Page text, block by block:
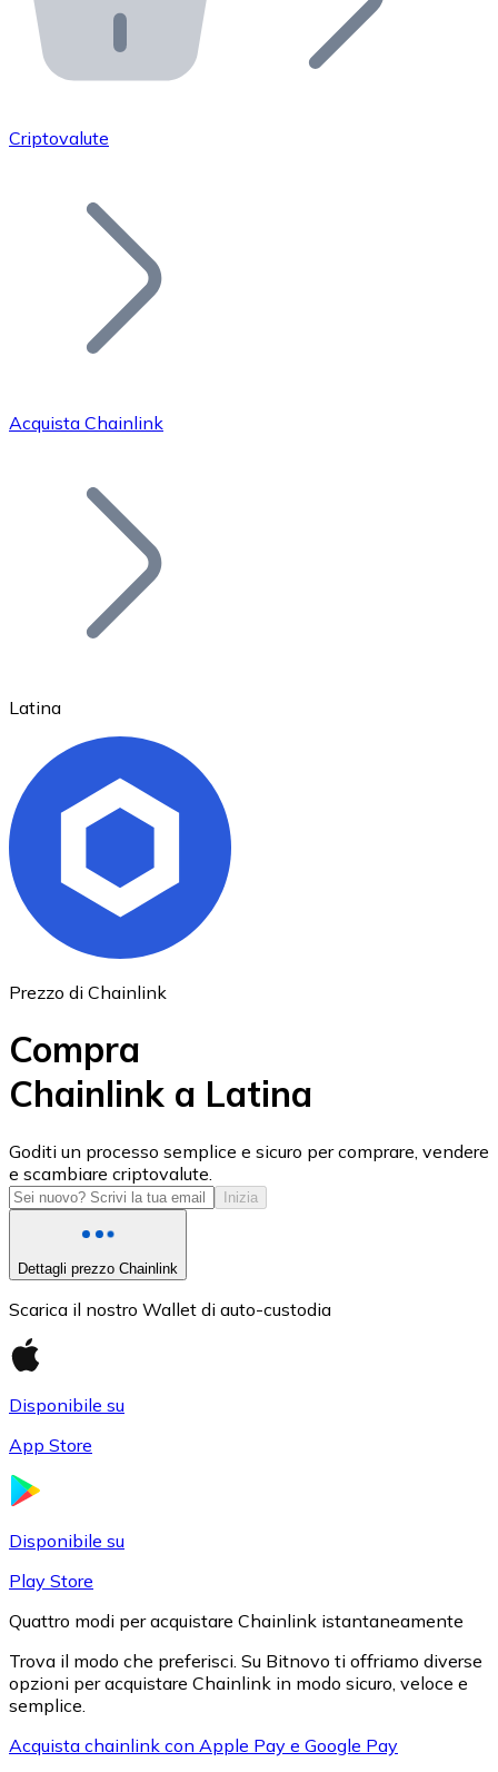
API Bitnovo
Integra la nostra API nel tuo ecosistema.
Unisciti alla nostra rete di rivenditori e
Aggiungi il token del tuo progetto al nostro servizio di
Bitcoin
Ethereum
USD Coin
USDC
Criptovalute
Acquista Chainlink
Latina
Prezzo di Chainlink
Compra
Chainlink a Latina
Goditi un processo semplice e sicuro per comprare, vendere
e scambiare criptovalute.
Inizia
Dettagli prezzo Chainlink
Scarica il nostro Wallet di auto-custodia
Disponibile su
App Store
Disponibile su
Play Store
Quattro modi per acquistare Chainlink istantaneamente
Trova il modo che preferisci. Su Bitnovo ti offriamo diverse
opzioni per acquistare Chainlink in modo sicuro, veloce e
semplice.
Acquista chainlink con Apple Pay e Google Pay